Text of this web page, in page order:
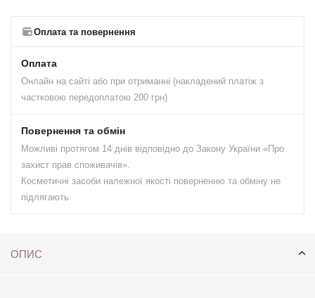
Оплата та повернення
Оплата
Онлайн на сайті або при отриманні (накладений платіж з
частковою передоплатою 200 грн)
Повернення та обмін
Можливі протягом 14 днів відповідно до Закону України «Про
захист прав споживачів».
Косметичні засоби належної якості поверненню та обміну не
підлягають
ОПИС